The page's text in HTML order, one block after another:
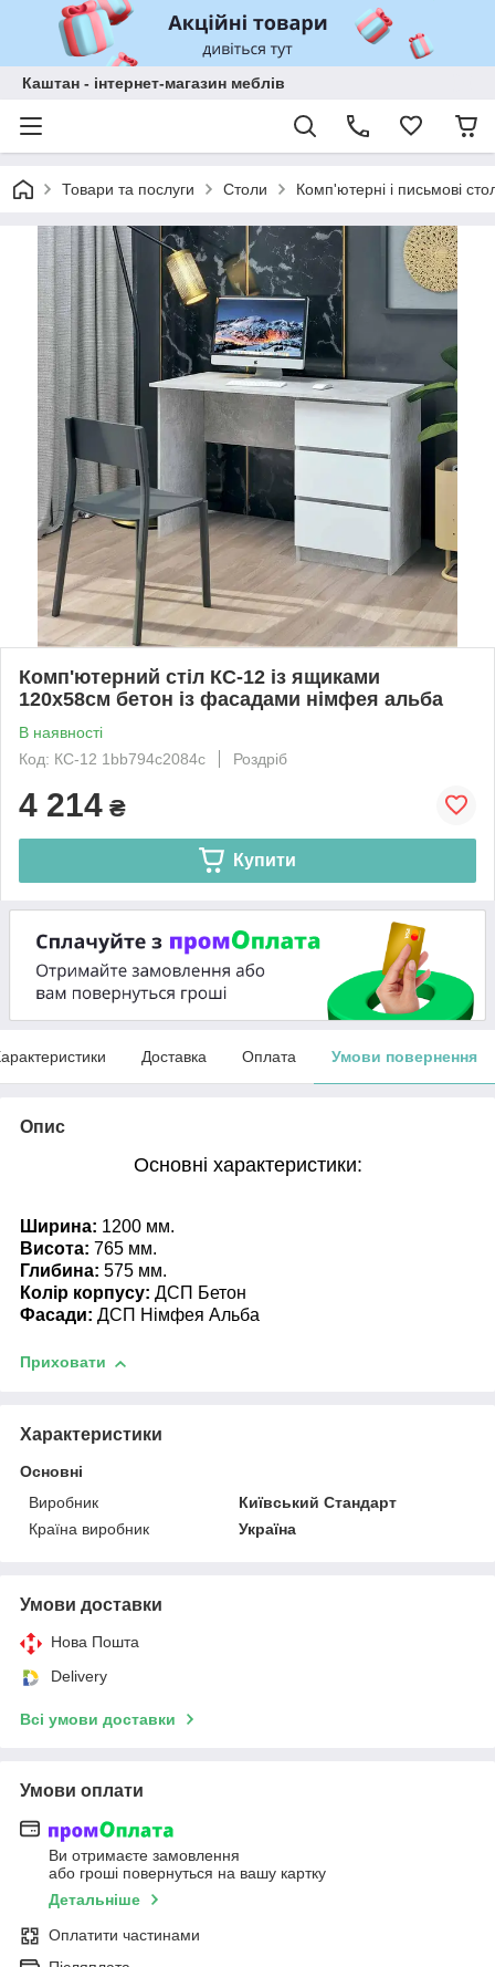
Каштан - інтернет-магазин меблів
Товари та послуги Столи Комп'ютерні і письмові
Комп'ютерний стіл КС-12 із ящиками
120х58см бетон із фасадами німфея альба
В наявності
Код: КС-12 1bb794c2084c
Роздріб
4 214 ₴
Купити
Доставка Оплата Умови повернення
Опис
Основні характеристики:
Ширина: 1200 мм.
Висота: 765 мм.
Глибина: 575 мм.
Колір корпусу: ДСП Бетон
Фасади: ДСП Німфея Альба
Приховати
Характеристики
Основні
Виробник
Київський Стандарт
Країна виробник
Україна
Умови доставки
Нова Пошта
Delivery
Всі умови доставки
Умови оплати
Ви отримаєте замовлення
або гроші повернуться на вашу картку
Детальніше
Оплатити частинами